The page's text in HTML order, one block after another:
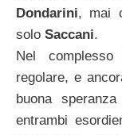
Dondarini, mai
solo Saccani.
Nel
regolare, e
buona
entrambi